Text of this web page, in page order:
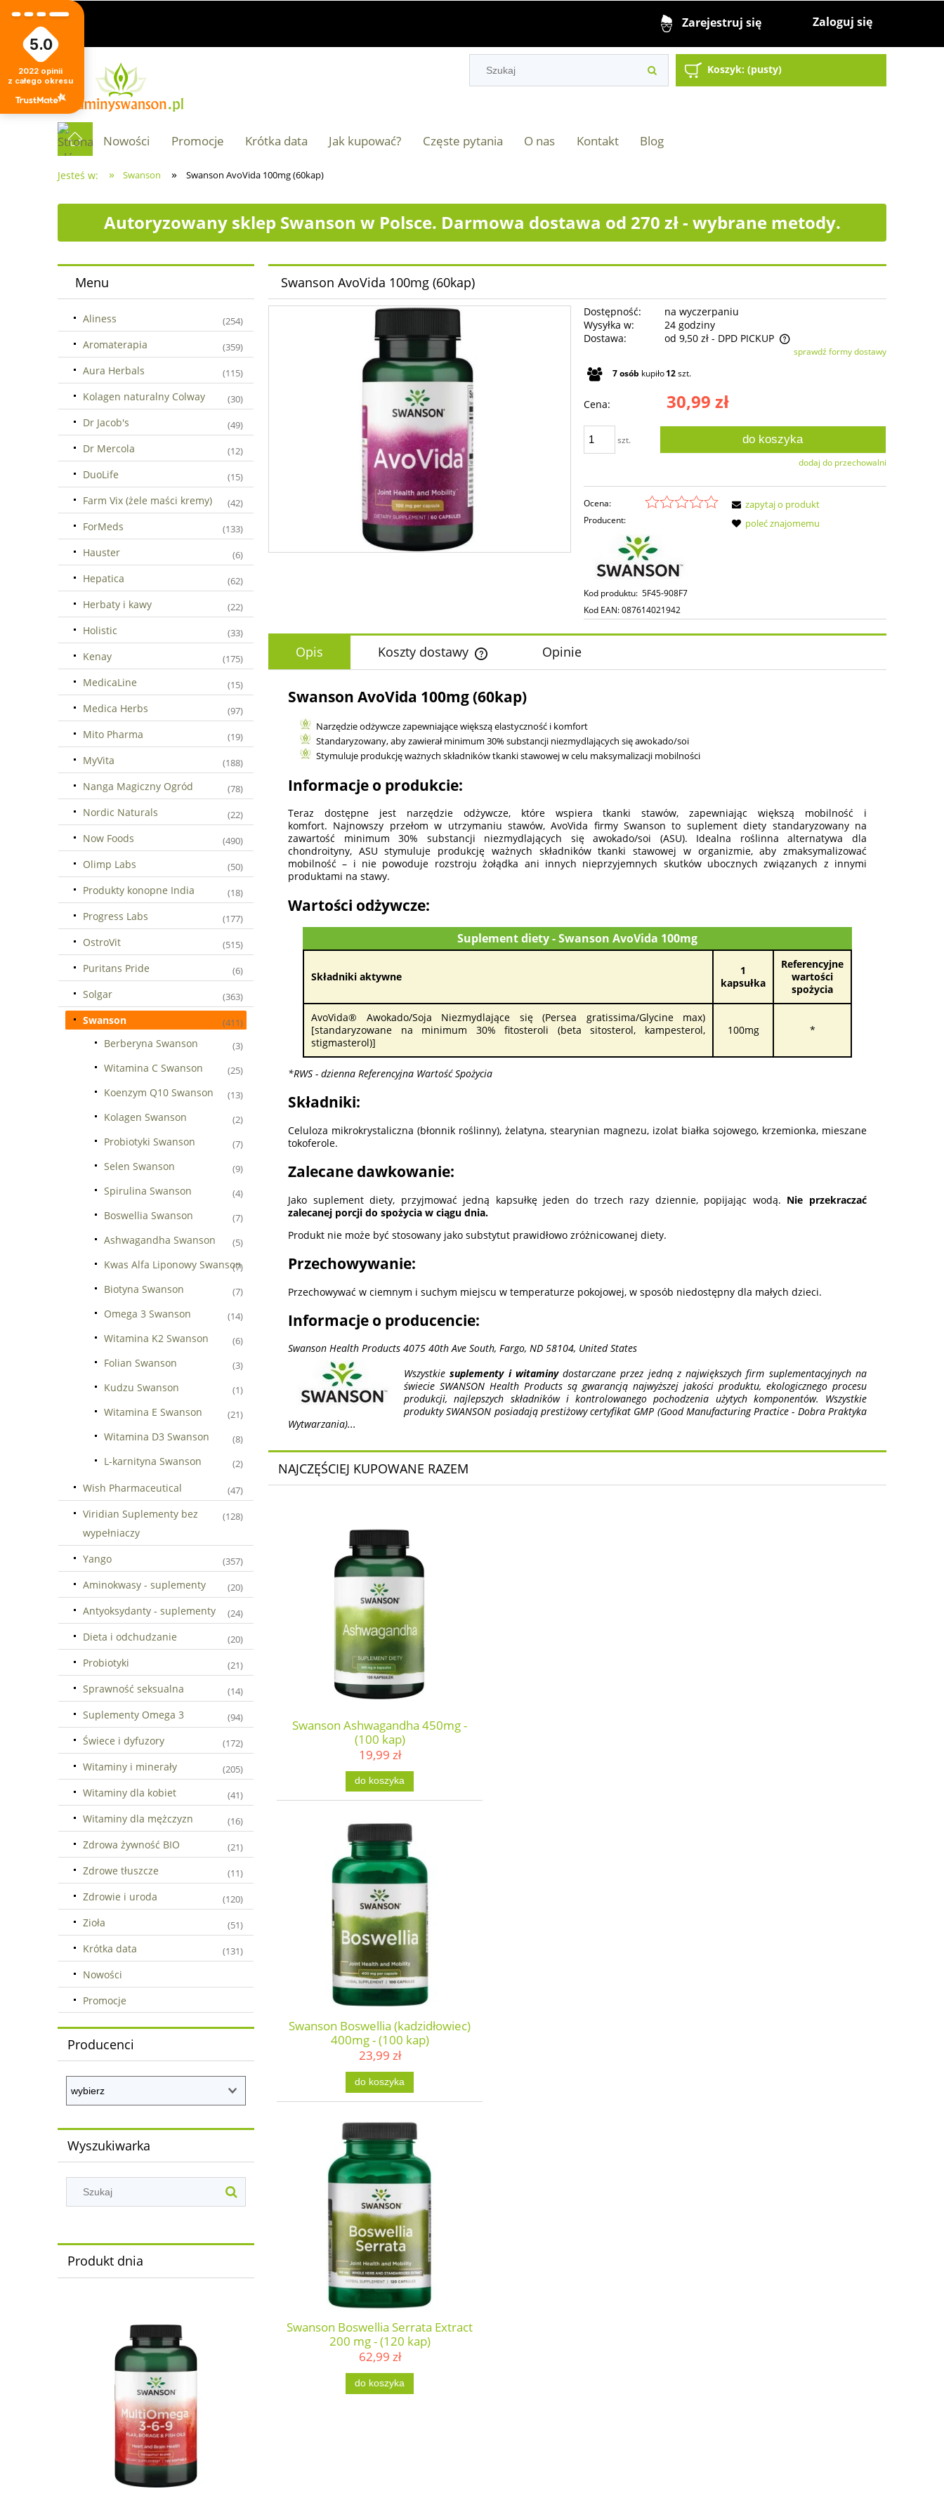
Zarejestruj się Zaloguj się
Koszyk: (pusty)
Nowości Promocje Krótka data Jak kupować? Częste pytania O nas Kontakt Blog
Jesteś w: » Swanson » Swanson AvoVida 100mg (60kap)
Autoryzowany sklep Swanson w Polsce. Darmowa dostawa od 270 zł - wybrane metody.
Menu
Aliness (254)
Aromaterapia (359)
Aura Herbals (115)
Kolagen naturalny Colway (30)
Dr Jacob's (49)
Dr Mercola (12)
DuoLife (15)
Farm Vix (żele maści kremy) (42)
ForMeds (133)
Hauster (6)
Hepatica (62)
Herbaty i kawy (22)
Holistic (33)
Kenay (175)
MedicaLine (15)
Medica Herbs (97)
Mito Pharma (19)
MyVita (188)
Nanga Magiczny Ogród (78)
Nordic Naturals (22)
Now Foods (490)
Olimp Labs (50)
Produkty konopne India (18)
Progress Labs (177)
OstroVit (515)
Puritans Pride (6)
Solgar (363)
Swanson (411)
Berberyna Swanson (3)
Witamina C Swanson (25)
Koenzym Q10 Swanson (13)
Kolagen Swanson (2)
Probiotyki Swanson (7)
Selen Swanson (9)
Spirulina Swanson (4)
Boswellia Swanson (7)
Ashwagandha Swanson (5)
Kwas Alfa Liponowy Swanson
(7)
Biotyna Swanson (7)
Omega 3 Swanson (14)
Witamina K2 Swanson (6)
Folian Swanson (3)
Kudzu Swanson (1)
Witamina E Swanson (21)
Witamina D3 Swanson (8)
L-karnityna Swanson (2)
Wish Pharmaceutical (47)
Viridian Suplementy bez
wypełniaczy
(128)
Yango (357)
Aminokwasy - suplementy (20)
Antyoksydanty - suplementy (24)
Dieta i odchudzanie (20)
Probiotyki (21)
Sprawność seksualna (14)
Suplementy Omega 3 (94)
Świece i dyfuzory (172)
Witaminy i minerały (205)
Witaminy dla kobiet (41)
Witaminy dla mężczyzn (16)
Zdrowa żywność BIO (21)
Zdrowe tłuszcze (11)
Zdrowie i uroda (120)
Zioła (51)
Krótka data (131)
Nowości
Promocje
Producenci
Wyszukiwarka
Produkt dnia
Swanson AvoVida 100mg (60kap)
Dostępność:
na wyczerpaniu
Wysyłka w:
24 godziny
Dostawa:
od 9,50 zł - DPD PICKUP
Cena nie zawiera ewentualnych kosztów
płatności
sprawdź formy dostawy
7osób kupiło12szt.
Cena: 30,99 zł
szt. do koszyka
dodaj do przechowalni
Ocena:
Producent:
Kod produktu: 5F45-908F7
Kod EAN:087614021942
zapytaj o produkt
poleć znajomemu
Opis Koszty dostawy
Cena nie zawiera ewentualnych kosztów
płatności
Opinie
Swanson AvoVida 100mg (60kap)
Narzędzie odżywcze zapewniające większą elastyczność i komfort
Standaryzowany, aby zawierał minimum 30% substancji niezmydlających się awokado/soi
Stymuluje produkcję ważnych składników tkanki stawowej w celu maksymalizacji mobilności
Informacje o produkcie:
Teraz dostępne jest narzędzie odżywcze, które wspiera tkanki stawów, zapewniając większą mobilność i
komfort. Najnowszy przełom w utrzymaniu stawów, AvoVida firmy Swanson to suplement diety standaryzowany na
zawartość minimum 30% substancji niezmydlających się awokado/soi (ASU). Idealna roślinna alternatywa dla
chondroityny, ASU stymuluje produkcję ważnych składników tkanki stawowej w organizmie, aby zmaksymalizować
mobilność – i nie powoduje rozstroju żołądka ani innych nieprzyjemnych skutków ubocznych związanych z innymi
produktami na stawy.
Wartości odżywcze:
Suplement diety - Swanson AvoVida 100mg
Składniki aktywne
1
kapsułka
Referencyjne
wartości
spożycia
AvoVida® Awokado/Soja Niezmydlające się (Persea gratissima/Glycine max)
[standaryzowane na minimum 30% fitosteroli (beta sitosterol, kampesterol,
stigmasterol)]
100mg *
*RWS - dzienna Referencyjna Wartość Spożycia
Składniki:
Celuloza mikrokrystaliczna (błonnik roślinny), żelatyna, stearynian magnezu, izolat białka sojowego, krzemionka, mieszane
tokoferole.
Zalecane dawkowanie:
Jako suplement diety, przyjmować jedną kapsułkę jeden do trzech razy dziennie, popijając wodą. Nie przekraczać
zalecanej porcji do spożycia w ciągu dnia.
Produkt nie może być stosowany jako substytut prawidłowo zróżnicowanej diety.
Przechowywanie:
Przechowywać w ciemnym i suchym miejscu w temperaturze pokojowej, w sposób niedostępny dla małych dzieci.
Informacje o producencie:
Swanson Health Products 4075 40th Ave South, Fargo, ND 58104, United States
Wszystkiesuplementy i witaminydostarczane przez jedną z największych firm suplementacyjnych na
świecie SWANSON Health Products są gwarancją najwyższej jakości produktu, ekologicznego procesu
produkcji, najlepszych składników i kontrolowanego pochodzenia użytych komponentów. Wszystkie
produkty SWANSON posiadają prestiżowy certyfikat GMP (Good Manufacturing Practice - Dobra Praktyka
Wytwarzania)...
NAJCZĘŚCIEJ KUPOWANE RAZEM
Swanson Ashwagandha 450mg -
(100 kap)
19,99 zł
do koszyka
Swanson Boswellia (kadzidłowiec)
400mg - (100 kap)
23,99 zł
do koszyka
Swanson Boswellia Serrata Extract
200 mg - (120 kap)
62,99 zł
do koszyka
5.0
2022 opinii
z całego okresu